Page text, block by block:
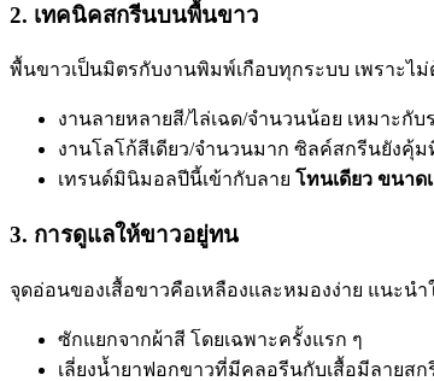
2. เทคนิคสกรีนบนพื้นขาว
พื้นขาวเป็นมิตรกับงานพิมพ์เกือบทุกระบบ เพราะไม่
งานลายหลายสี/ไล่เฉด/จำนวนน้อย เหมาะกั
งานโลโก้สีเดียว/จำนวนมาก ซิลค์สกรีนยังคุ้
เทรนด์มินิมอลปีนี้เข้ากับลาย โทนเดียว ขนาด
3. การดูแลให้ขาวอยู่ทน
จุดอ่อนของเสื้อขาวคือเหลืองและหมองง่าย แนะน
ซักแยกจากผ้าสี โดยเฉพาะครั้งแรก ๆ
เลี่ยงน้ำยาฟอกขาวที่มีคลอรีนกับเสื้อมีลายสก